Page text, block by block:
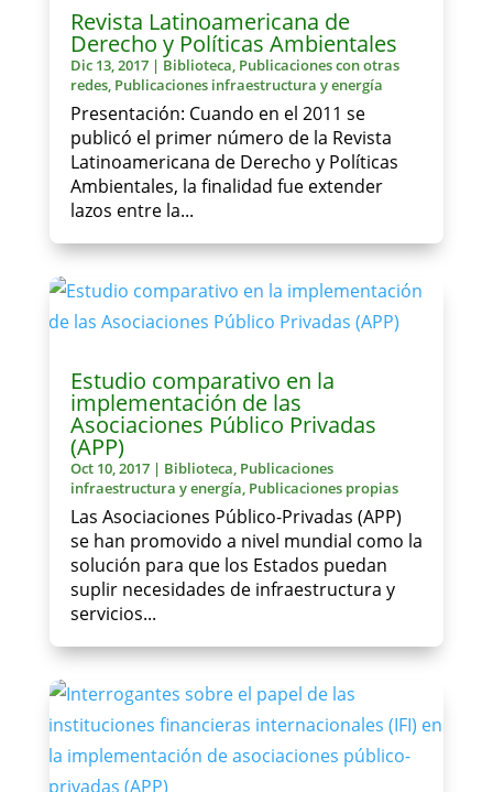
Revista Latinoamericana de
Derecho y Políticas Ambientales
Dic 13, 2017| Biblioteca, Publicaciones con otras
redes, Publicaciones infraestructura y energía
Presentación: Cuando en el 2011 se
publicó el primer número de la Revista
Latinoamericana de Derecho y Políticas
Ambientales, la finalidad fue extender
lazos entre la...
Estudio comparativo en la
implementación de las
Asociaciones Público Privadas
(APP)
Oct 10, 2017| Biblioteca, Publicaciones
infraestructura y energía, Publicaciones propias
Las Asociaciones Público-Privadas (APP)
se han promovido a nivel mundial como la
solución para que los Estados puedan
suplir necesidades de infraestructura y
servicios...